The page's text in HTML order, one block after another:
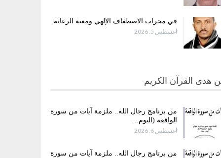
في محراب الاصطفاف الإلهي ومعية الرعاية
أغسطس 5, 2026
هدى القرآن الكريم
من برنامج رجال الله.. ملزمة آيات من سورة
الواقعة (اليوم…
أغسطس 6, 2026
من برنامج رجال الله.. ملزمة آيات من سورة